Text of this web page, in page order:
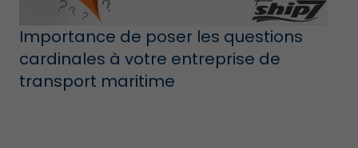
Importance de poser les questions
cardinales à votre entreprise de
transport maritime